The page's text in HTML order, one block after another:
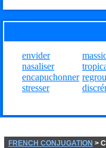
envider
nasaliser
encapuchonner
stresser
FRENCH CONJUGATION >